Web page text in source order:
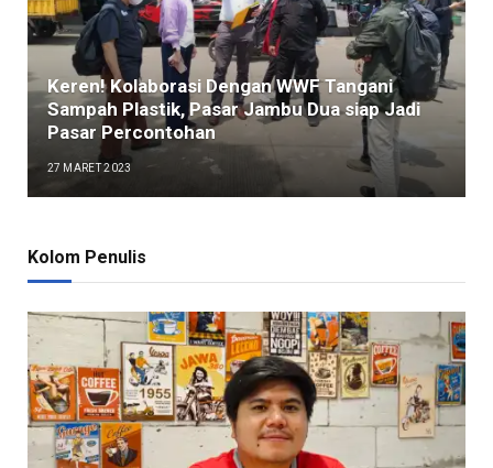
Keren! Kolaborasi Dengan WWF Tangani
Sampah Plastik, Pasar Jambu Dua siap Jadi
Pasar Percontohan
27 MARET 2023
Kolom Penulis